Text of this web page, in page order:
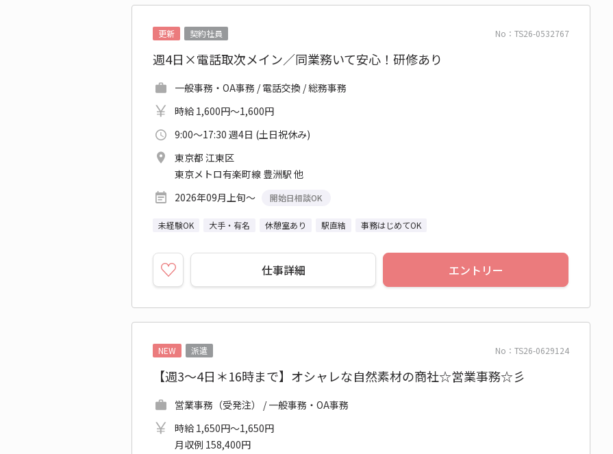
No：TS26-0532767
更新 契約社員
週4日×電話取次メイン／同業務いて安心！研修あり
一般事務・OA事務 / 電話交換 / 総務事務
時給 1,600円～1,600円
9:00～17:30 週4日 (土日祝休み)
東京都 江東区
東京メトロ有楽町線 豊洲駅 他
2026年09月上旬～
開始日相談OK
未経験OK 大手・有名 休憩室あり 駅直結 事務はじめてOK
仕事詳細 エントリー
No：TS26-0629124
NEW 派遣
【週3～4日＊16時まで】オシャレな自然素材の商社☆営業事務☆彡
営業事務（受発注） / 一般事務・OA事務
時給 1,650円～1,650円
月収例 158,400円